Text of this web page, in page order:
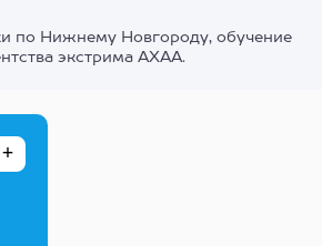
по Нижнему Новгороду, обучение
экстрима АХАА.